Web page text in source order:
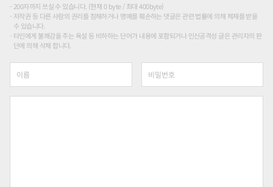
200자까지 쓰실 수 있습니다. (현재 0 byte / 최대 400byte)
저작권 등 다른 사람의 권리를 침해하거나 명예를 훼손하는 댓글은 관련 법률에 의해 제재를 받을
수 있습니다.
타인에게 불쾌감을 주는 욕설 등 비하하는 단어가 내용에 포함되거나 인신공격성 글은 관리자의 판
단에 의해 삭제 합니다.